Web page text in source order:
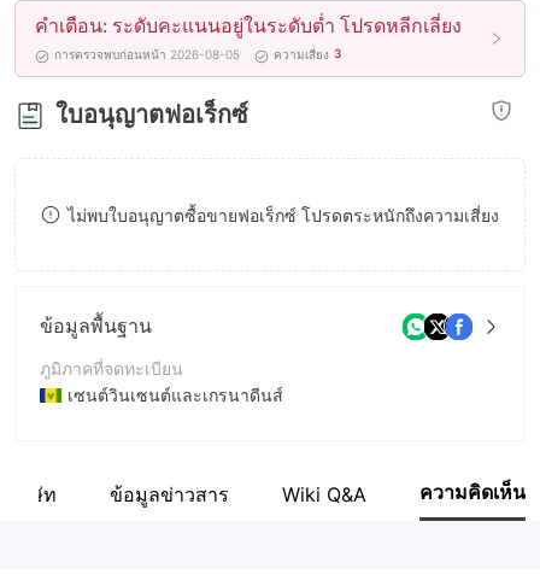
5
6
7
8
4
5
6
7
คำเตือน: ระดับคะแนนอยู่ในระดับต่ำ โปรดหลีกเลี่ยง
การตรวจพบก่อนหน้า 2026-08-05 ความเสี่ยง 3
ใบอนุญาตฟอเร็กซ์
ไม่พบใบอนุญาตซื้อขายฟอเร็กซ์ โปรดตระหนักถึงความเสี่ยง
ข้อมูลพื้นฐาน
ภูมิภาคที่จดทะเบียน
เซนต์วินเซนต์และเกรนาดีนส์
ชื่อบริษัท
บริษัท ข้อมูลข่าวสาร Wiki Q&A ความคิดเห็น